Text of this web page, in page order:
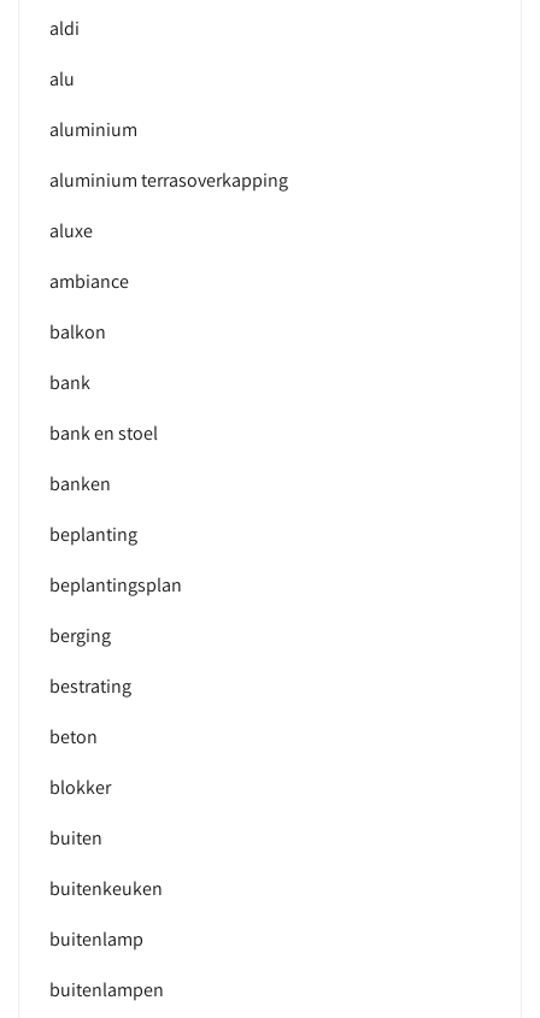
aldi
alu
aluminium
aluminium terrasoverkapping
aluxe
ambiance
balkon
bank
bank en stoel
banken
beplanting
beplantingsplan
berging
bestrating
beton
blokker
buiten
buitenkeuken
buitenlamp
buitenlampen